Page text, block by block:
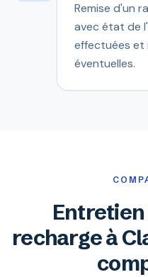
Remise d'un
avec état de
effectuées et
éventuelles.
recharge à